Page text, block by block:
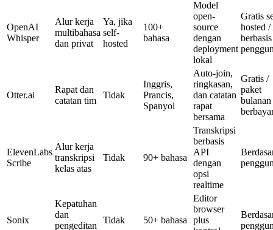
OpenAI
Whisper
Alur kerja
multibahasa
dan privat
Ya, jika
self-
hosted
100+
bahasa
Model
open-
source
dengan
deployment
lokal
Gratis
hosted
berbasis
Otter.ai
Rapat dan
catatan tim
Tidak
Inggris,
Prancis,
Spanyol
Auto-join,
ringkasan,
dan catatan
rapat
bersama
Gratis /
paket
bulanan
ElevenLabs
Scribe
Alur kerja
transkripsi
kelas atas
Tidak 90+ bahasa
Transkripsi
berbasis
API
dengan
opsi
realtime
Sonix
Kepatuhan
dan
pengeditan
Tidak 50+ bahasa
Editor
browser
plus